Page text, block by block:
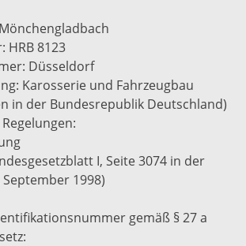
HRB 8123
Düsseldorf
Karosserie und Fahrzeugbau
in der Bundesrepublik Deutschland)
I, Seite 3074 in der
1998)
gemäß § 27 a